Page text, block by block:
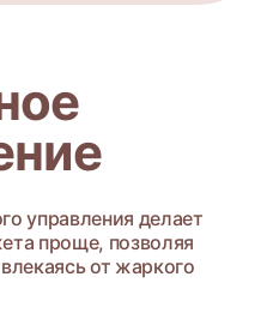
управления делает
проще, позволяя
от жаркого